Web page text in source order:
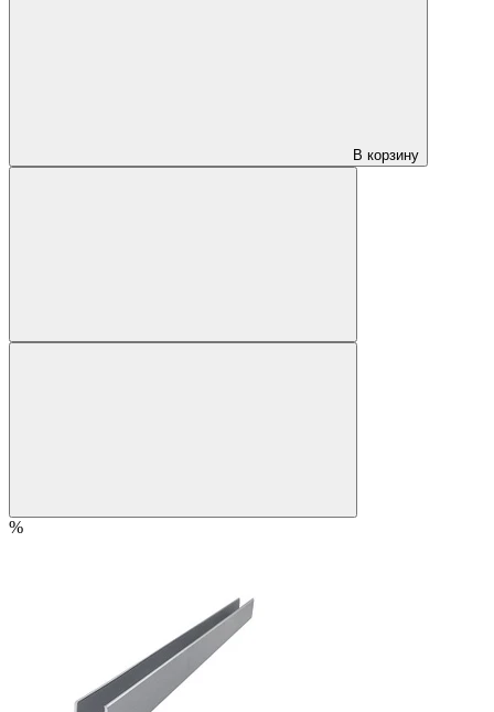
В корзину
%